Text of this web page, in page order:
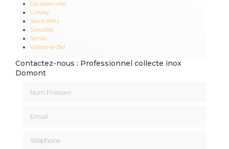
Goussainville
Groslay
Saint-Witz
Sarcelles
Senlis
Villiers-le-Bel
Contactez-nous : Professionnel collecte inox
Domont